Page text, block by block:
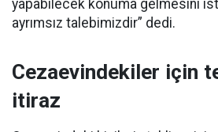
yapabilecek konuma gelmesini
ayrımsız talebimizdir” dedi.
Cezaevindekiler için
itiraz